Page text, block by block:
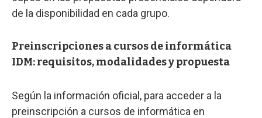
de la disponibilidad en cada grupo.
Preinscripciones a cursos de informática
IDM: requisitos, modalidades y propuesta
Según la información oficial, para acceder a la
preinscripción a cursos de informática en